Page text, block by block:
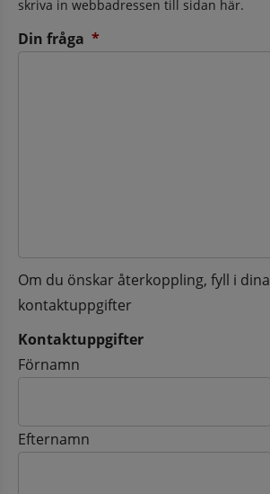
skriva in webbadressen till sidan här.
Din fråga *
Om du önskar återkoppling, fyll i dina
kontaktuppgifter
Kontaktuppgifter
Kontaktuppgifter
Förnamn
Efternamn